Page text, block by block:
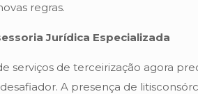
regras.
Jurídica Especializada
serviços de terceirização agora
A presença de